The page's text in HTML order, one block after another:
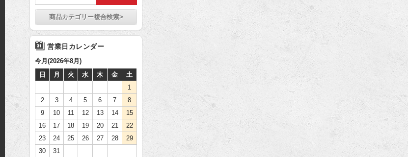
商品カテゴリー複合検索>
営業日カレンダー
今月(2026年8月)
日
月 火 水 木 金
土
1
2
3 4 5 6 7
8
9
10 11 12 13 14
15
16
17 18 19 20 21
22
23
24 25 26 27 28
29
30
31